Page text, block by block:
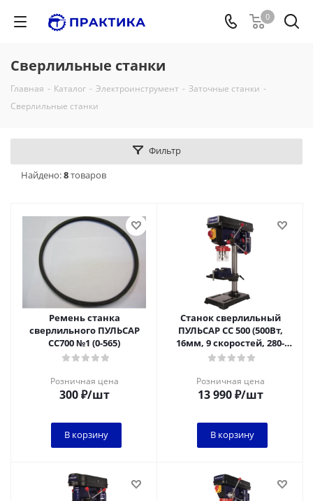
0
Сверлильные станки
Главная - Каталог - Электроинструмент - Заточные станки -
Сверлильные станки
Фильтр
Найдено:8товаров
Ремень станка
сверлильного ПУЛЬСАР
CC700 №1 (0-565)
Розничная цена
300₽/шт
В корзину
Станок сверлильный
ПУЛЬСАР СС 500 (500Вт,
16мм, 9 скоростей, 280-
2350 об/мин, 20 кг) + тиски
Розничная цена
13 990₽/шт
В корзину